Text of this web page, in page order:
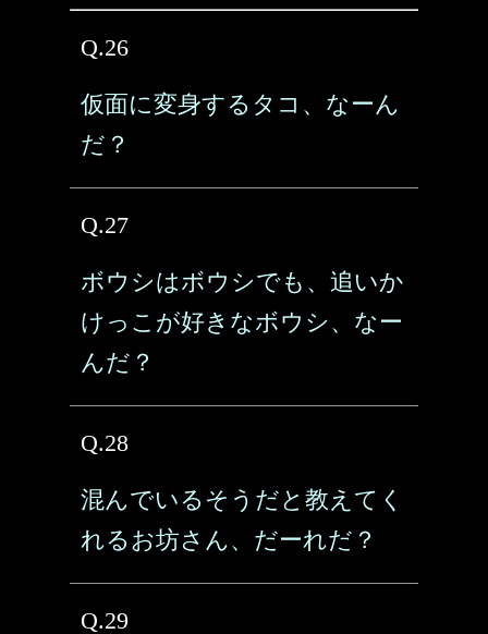
Q.26
仮面に変身するタコ、なーん
だ？
Q.27
ボウシはボウシでも、追いか
けっこが好きなボウシ、なー
んだ？
Q.28
混んでいるそうだと教えてく
れるお坊さん、だーれだ？
Q.29